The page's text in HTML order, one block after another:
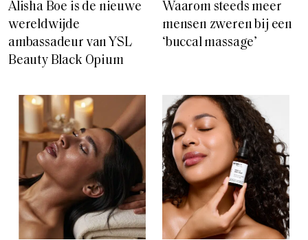
Alisha Boe is de nieuwe
wereldwijde
ambassadeur van YSL
Beauty Black Opium
Waarom steeds meer
mensen zweren bij een
‘buccal massage’